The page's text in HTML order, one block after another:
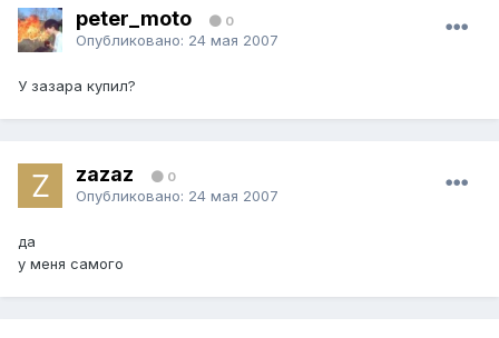
peter_moto 0
Опубликовано: 24 мая 2007
У зазара купил?
zazaz 0
Опубликовано: 24 мая 2007
да
у меня самого